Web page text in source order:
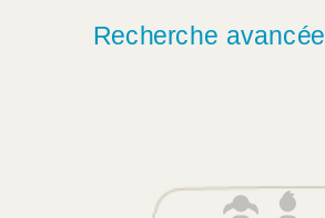
Recherche avancée